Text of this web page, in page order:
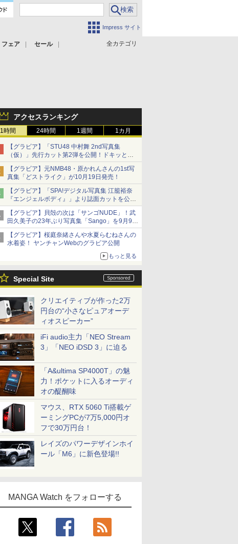
Impress サイト
全カテゴリ
フェア セール
アクセスランキング
1時間 24時間 1週間 1カ月
【グラビア】「STU48 中村舞 2nd写真集
（仮）」先行カット第2弾を公開！ドキッとす
るランジェリーカットなど新たな挑戦
【グラビア】元NMB48・原かれんさんの1st写
真集「どストライク」が10月19日発売！
【グラビア】「SPA!デジタル写真集 江籠裕奈
『エンジェルボディ』」より誌面カットを公
開！
【グラビア】貝殻の次は「サンゴNUDE」！武
田久美子の23年ぶり写真集「Sango」を9月9日
に発売
【グラビア】桜庭奈緒さんや水夏らむねさんの
水着姿！ ヤンチャンWebのグラビア公開
もっと見る
Special Site
クリエイティブが作った2万
円台の“小さなピュアオーデ
ィオスピーカー”
iFi audio主力「NEO Stream
3」「NEO iDSD 3」に迫る
「A&ultima SP4000T」の魅
力！ポケットに入るオーディ
オの醍醐味
マウス、RTX 5060 Ti搭載ゲ
ーミングPCが7万5,000円オ
フで30万円台！
レイズのパワーデザインホイ
ール「M6」に新色登場!!
MANGA Watch をフォローする